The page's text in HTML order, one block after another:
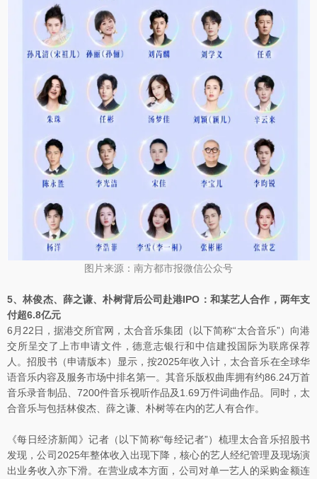
图片来源：南方都市报微信公众号
5、林俊杰、薛之谦、朴树背后公司赴港IPO：和某艺人合作，两年支
付超6.8亿元
6月22日，据港交所官网，太合音乐集团（以下简称“太合音乐”）向港
交所呈交了上市申请文件，德意志银行和中信建投国际为联席保荐
人。招股书（申请版本）显示，按2025年收入计，太合音乐在全球华
语音乐内容及服务市场中排名第一。其音乐版权曲库拥有约86.24万首
音乐录音制品、7200件音乐视听作品及1.69万件词曲作品。同时，太
合音乐与包括林俊杰、薛之谦、朴树等在内的艺人有合作。
《每日经济新闻》记者（以下简称“每经记者”）梳理太合音乐招股书
发现，公司2025年整体收入出现下降，核心的艺人经纪管理及现场演
出业务收入亦下滑。在营业成本方面，公司对单一艺人的采购金额连